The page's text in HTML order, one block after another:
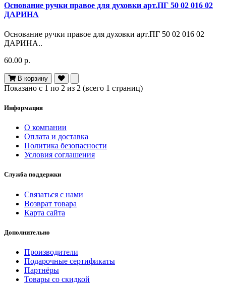
Основание ручки правое для духовки арт.ПГ 50 02 016 02
ДАРИНА
Основание ручки правое для духовки арт.ПГ 50 02 016 02
ДАРИНА..
60.00 р.
В корзину
Показано с 1 по 2 из 2 (всего 1 страниц)
Информация
О компании
Оплата и доставка
Политика безопасности
Условия соглашения
Служба поддержки
Связаться с нами
Возврат товара
Карта сайта
Дополнительно
Производители
Подарочные сертификаты
Партнёры
Товары со скидкой